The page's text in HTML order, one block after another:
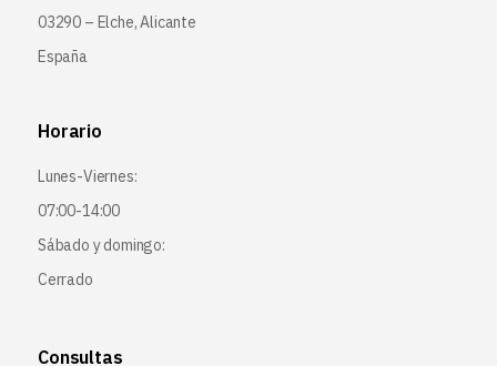
03290 – Elche, Alicante
España
Horario
Lunes-Viernes:
07:00-14:00
Sábado y domingo:
Cerrado
Consultas